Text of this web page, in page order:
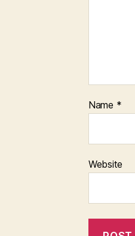
Name *
Website